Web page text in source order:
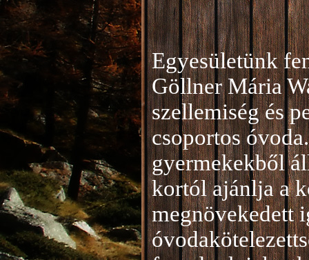
Egyesületünk
Göllner Mária
szellemiség és
csoportos
gyermekekből
kortól ajánlja a
megnövekedett